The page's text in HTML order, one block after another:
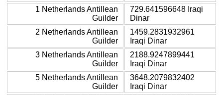
1 Netherlands Antillean
Guilder
729.641596648 Iraqi
Dinar
2 Netherlands Antillean
Guilder
1459.2831932961
Iraqi Dinar
3 Netherlands Antillean
Guilder
2188.9247899441
Iraqi Dinar
5 Netherlands Antillean
Guilder
3648.2079832402
Iraqi Dinar